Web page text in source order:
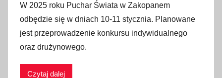
u
b
l
i
W 2025 roku Puchar Świata w Zakopanem
odbędzie się w dniach 10-11 stycznia. Planowane
jest przeprowadzenie konkursu indywidualnego
oraz drużynowego.
Czytaj dalej